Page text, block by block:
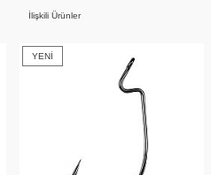
İlişkili Ürünler
YENI